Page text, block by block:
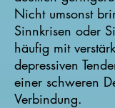
Nicht umsonst
Sinnkrisen oder
häufig mit
depressiven
einer schweren
Verbindung.